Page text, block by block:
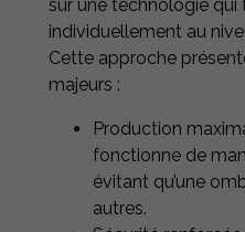
sur une technologie qui
individuellement au
Cette approche
majeurs :
Production
fonctionne de
évitant qu’une
autres.